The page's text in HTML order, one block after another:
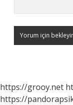
https://grooy.net
https://